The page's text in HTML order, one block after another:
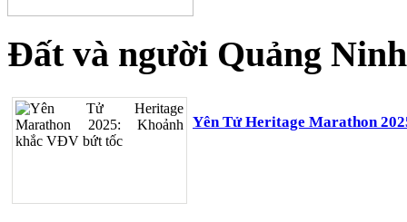
Đất và người Quảng Ninh
Yên Tử Heritage Marathon